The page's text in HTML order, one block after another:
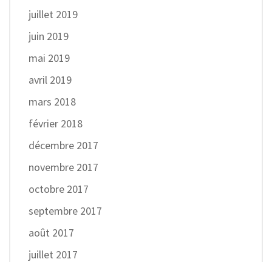
juillet 2019
juin 2019
mai 2019
avril 2019
mars 2018
février 2018
décembre 2017
novembre 2017
octobre 2017
septembre 2017
août 2017
juillet 2017